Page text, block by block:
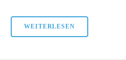
WEITERLESEN